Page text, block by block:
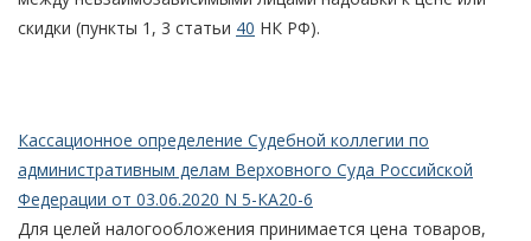
скидки (пункты 1, 3 статьи 40 НК РФ).
Кассационное определение Судебной коллегии по
административным делам Верховного Суда Российской
Федерации от 03.06.2020 N 5-КА20-6
Для целей налогообложения принимается цена товаров,